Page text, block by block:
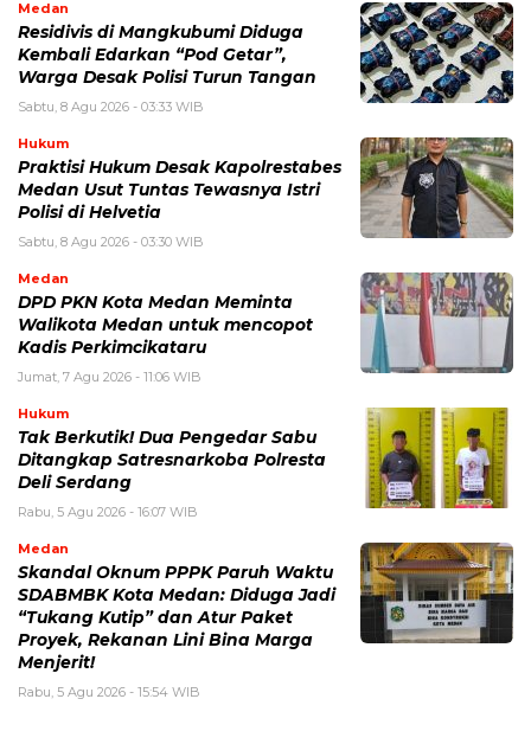
Medan
Residivis di Mangkubumi Diduga
Kembali Edarkan “Pod Getar”,
Warga Desak Polisi Turun Tangan
Sabtu, 8 Agu 2026 - 03:33 WIB
Hukum
Praktisi Hukum Desak Kapolrestabes
Medan Usut Tuntas Tewasnya Istri
Polisi di Helvetia
Sabtu, 8 Agu 2026 - 03:30 WIB
Medan
DPD PKN Kota Medan Meminta
Walikota Medan untuk mencopot
Kadis Perkimcikataru
Jumat, 7 Agu 2026 - 11:06 WIB
Hukum
Tak Berkutik! Dua Pengedar Sabu
Ditangkap Satresnarkoba Polresta
Deli Serdang
Rabu, 5 Agu 2026 - 16:07 WIB
Medan
Skandal Oknum PPPK Paruh Waktu
SDABMBK Kota Medan: Diduga Jadi
“Tukang Kutip” dan Atur Paket
Proyek, Rekanan Lini Bina Marga
Menjerit!
Rabu, 5 Agu 2026 - 15:54 WIB